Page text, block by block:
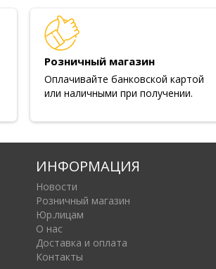
Розничный магазин
Оплачивайте банковской картой
или наличными при получении.
ИНФОРМАЦИЯ
Новости
Розничный магазин
Юр.лицам
О нас
Доставка и оплата
Контакты